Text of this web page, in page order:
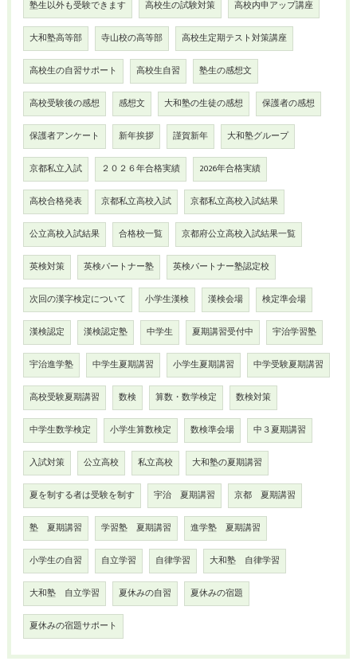
塾生以外も受験できます 高校生の試験対策 高校内申アップ講座
大和塾高等部 寺山校の高等部 高校生定期テスト対策講座
高校生の自習サポート 高校生自習 塾生の感想文
高校受験後の感想 感想文 大和塾の生徒の感想 保護者の感想
保護者アンケート 新年挨拶 謹賀新年 大和塾グループ
京都私立入試 ２０２６年合格実績 2026年合格実績
高校合格発表 京都私立高校入試 京都私立高校入試結果
公立高校入試結果 合格校一覧 京都府公立高校入試結果一覧
英検対策 英検パートナー塾 英検パートナー塾認定校
次回の漢字検定について 小学生漢検 漢検会場 検定準会場
漢検認定 漢検認定塾 中学生 夏期講習受付中 宇治学習塾
宇治進学塾 中学生夏期講習 小学生夏期講習 中学受験夏期講習
高校受験夏期講習 数検 算数・数学検定 数検対策
中学生数学検定 小学生算数検定 数検準会場 中３夏期講習
入試対策 公立高校 私立高校 大和塾の夏期講習
夏を制する者は受験を制す 宇治 夏期講習 京都 夏期講習
塾 夏期講習 学習塾 夏期講習 進学塾 夏期講習
小学生の自習 自立学習 自律学習 大和塾 自律学習
大和塾 自立学習 夏休みの自習 夏休みの宿題
夏休みの宿題サポート